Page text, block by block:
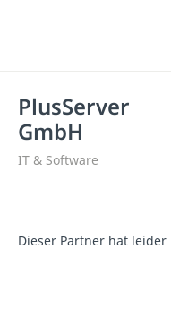
Plus­Server
GmbH
IT & Software
Dieser Partner hat